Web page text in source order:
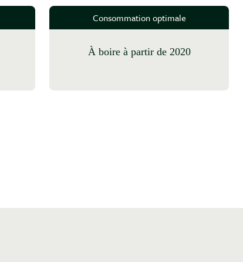
Consommation optimale
à boire à partir de 2020